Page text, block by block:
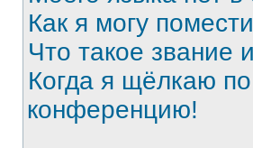
Как я могу
Что такое звание
Когда я щёлкаю
конференцию!